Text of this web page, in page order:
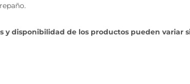
y disponibilidad de los productos pueden variar